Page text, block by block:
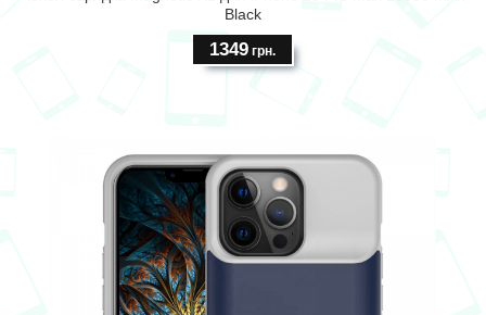
Black
1349грн.